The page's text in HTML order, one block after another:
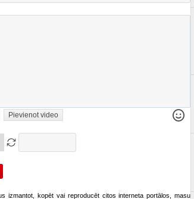
Pievienot video
izmantot, kopēt vai reproducēt citos interneta portālos, masu